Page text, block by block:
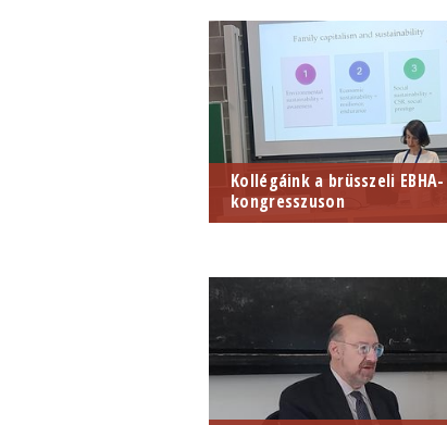
Kollégáink a brüsszeli EBHA-
kongresszuson
kollégánkat is felvonultató
vállalkozástörténész
témája a fenntarthatóság volt.